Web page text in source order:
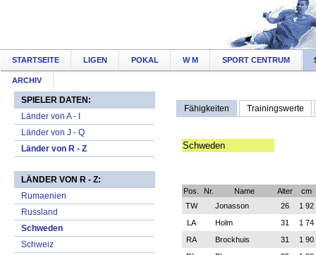
STARTSEITE LIGEN POKAL W M SPORT CENTRUM
ARCHIV
SPIELER DATEN:
Länder von A - I
Länder von J - Q
Länder von R - Z
LÄNDER VON R - Z:
Rumaenien
Russland
Schweden
Schweiz
Fähigkeiten Trainingswerte